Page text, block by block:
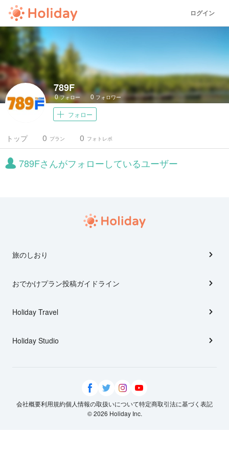
ログイン
789F
0フォロー 0 フォロワー
フォロー
トップ プラン
0 フォトレポ
0
789Fさんがフォローしているユーザー
旅のしおり
おでかけプラン投稿ガイドライン
Holiday Travel
Holiday Studio
会社概要利用規約個人情報の取扱いについて特定商取引法に基づく表記
© 2026 Holiday Inc.